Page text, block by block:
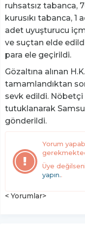
ruhsatsız tabanca,
kurusıkı tabanca, 1
adet uyuşturucu
ve suçtan elde
para ele geçirildi.
Gözaltına alınan
tamamlandıktan
sevk edildi. Nöbetçi
tutuklanarak
gönderildi.
Yorum
Üye
yapın..
< Yorumlar>